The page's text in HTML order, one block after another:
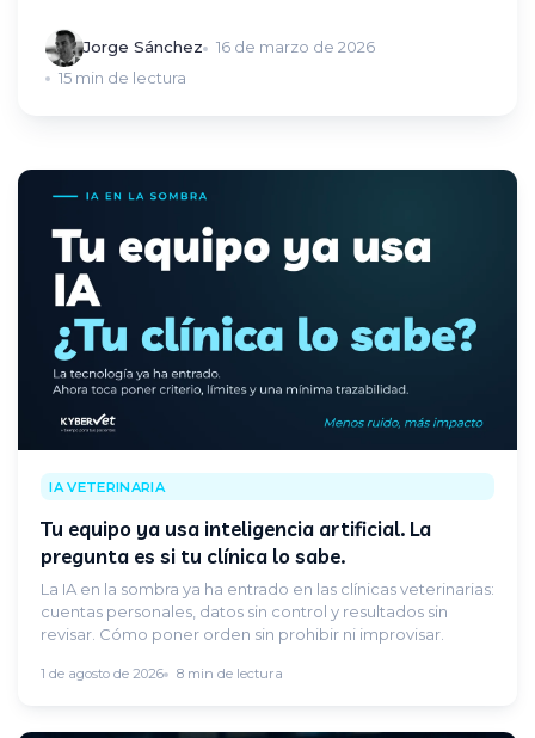
Jorge Sánchez
16 de marzo de 2026
15 min de lectura
IA VETERINARIA
Tu equipo ya usa inteligencia artificial. La
pregunta es si tu clínica lo sabe.
La IA en la sombra ya ha entrado en las clínicas veterinarias:
cuentas personales, datos sin control y resultados sin
revisar. Cómo poner orden sin prohibir ni improvisar.
1 de agosto de 2026 8 min de lectura